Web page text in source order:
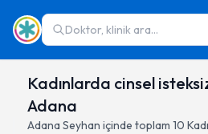
Doktor, klinik ara...
Kadınlarda cinsel
Adana
Adana Seyhan içinde toplam 10